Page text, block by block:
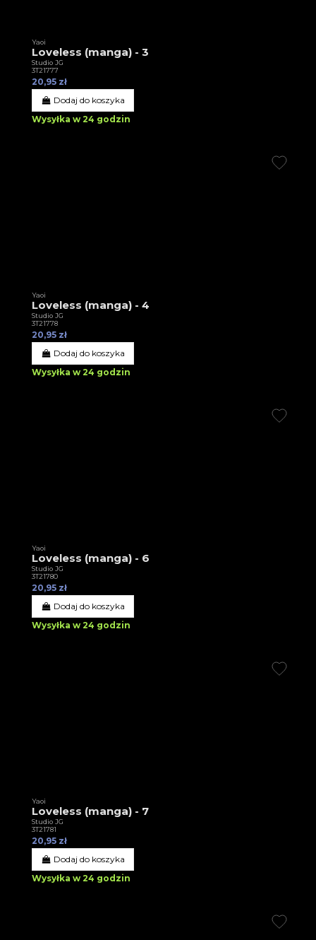
Yaoi
Loveless (manga) - 3
Studio JG
3T21777
20,95 zł
Dodaj do koszyka
Wysyłka w 24 godzin
Yaoi
Loveless (manga) - 4
Studio JG
3T21778
20,95 zł
Dodaj do koszyka
Wysyłka w 24 godzin
Yaoi
Loveless (manga) - 6
Studio JG
3T21780
20,95 zł
Dodaj do koszyka
Wysyłka w 24 godzin
Yaoi
Loveless (manga) - 7
Studio JG
3T21781
20,95 zł
Dodaj do koszyka
Wysyłka w 24 godzin